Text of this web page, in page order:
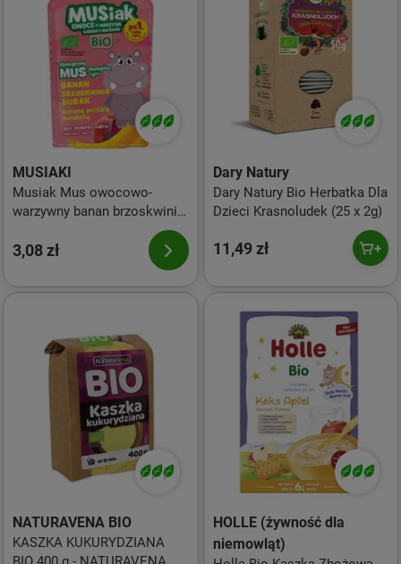
MUSIAKI
Musiak Mus owocowo-
warzywny banan brzoskwinia
3,08 zł
Dary Natury
Dary Natury Bio Herbatka Dla
Dzieci Krasnoludek (25 x 2g)
11,49 zł
NATURAVENA BIO
KASZKA KUKURYDZIANA
HOLLE (żywność dla
niemowląt)